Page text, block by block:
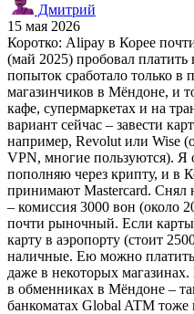
Дмитрий
15 мая 2026
Коротко: Alipay в Корее
(май 2025) пробовал платить
попыток сработало только в
магазинчиков в Мёндоне, и
кафе, супермаркетах и на
вариант сейчас – завести
например, Revolut или Wise
VPN, многие пользуются).
пополняю через крипту, и в
принимают Mastercard. Снял
– комиссия 3000 вон (около
почти рыночный. Если
карту в аэропорту (стоит
наличные. Ею можно платить
даже в некоторых
в обменниках в Мёндоне –
банкоматах Global ATM тоже